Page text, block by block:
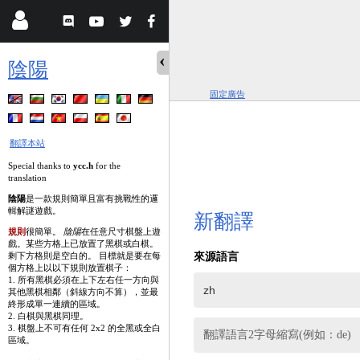
陰陽
翻譯本站
Special thanks to ycc.h for the
translation
陰陽是一款規則簡單且富有挑戰性的邏
輯解謎遊戲。
規則很簡單。 陰陽在任意尺寸棋盤上遊
戲。某些方格上已放置了黑棋或白棋。
剩下方格則是空白的。 目標就是要在每
個方格上以以下規則放置棋子：
1. 所有黑棋必須在上下左右任一方向與
其他黑棋相鄰（斜線方向不算），並最
終形成單一連續的區域。
2. 白棋與黑棋同理。
3. 棋盤上不可有任何 2x2 的全黑或全白
區域。
固定廣告
新翻譯
來源語言
翻譯語言2字母縮寫(例如：de)